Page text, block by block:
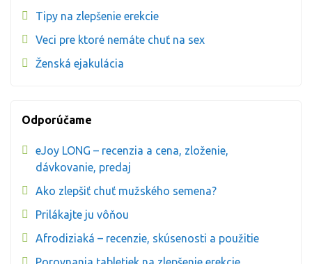
Tipy na zlepšenie erekcie
Veci pre ktoré nemáte chuť na sex
Ženská ejakulácia
Odporúčame
eJoy LONG – recenzia a cena, zloženie,
dávkovanie, predaj
Ako zlepšiť chuť mužského semena?
Prilákajte ju vôňou
Afrodiziaká – recenzie, skúsenosti a použitie